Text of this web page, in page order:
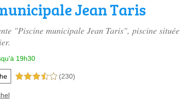
Jean Taris
"Piscine municipale Jean Taris", piscine située
19h30
3,5 étoiles sur 5 (230)